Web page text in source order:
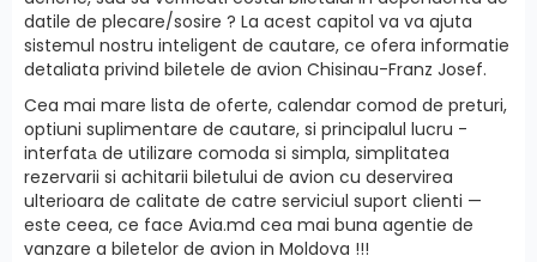
datile de plecare/sosire ? La acest capitol va va ajuta
sistemul nostru inteligent de cautare, ce ofera informatie
detaliata privind biletele de avion Chisinau-Franz Josef.
Cea mai mare lista de oferte, calendar comod de preturi,
optiuni suplimentare de cautare, si principalul lucru -
interfatа de utilizare comoda si simpla, simplitatea
rezervarii si achitarii biletului de avion cu deservirea
ulterioara de calitate de catre serviciul suport clienti —
este ceea, ce face Avia.md cea mai buna agentie de
vanzare a biletelor de avion in Moldova !!!